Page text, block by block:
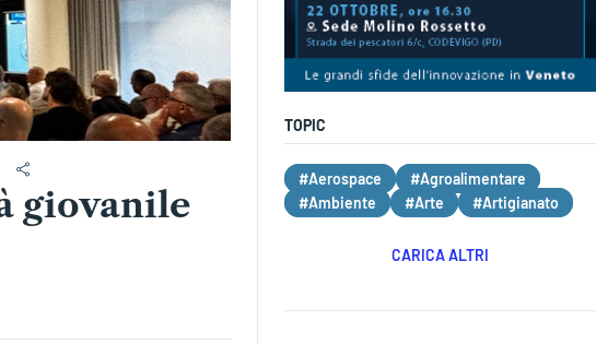
giovanile
TOPIC
#Aerospace
#Agroalimentare
#Ambiente
#Arte #Artigianato
CARICA ALTRI